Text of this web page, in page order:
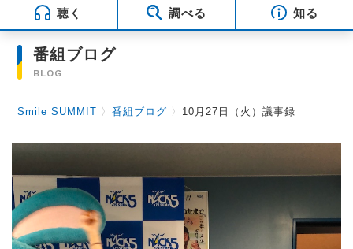
聴く 調べる 知る
番組ブログ
BLOG
Smile SUMMIT 〉番組ブログ 〉 10月27日（火）議事録